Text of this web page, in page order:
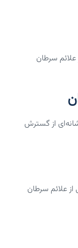
علائم سرطان
از گسترش
علائم سرطان